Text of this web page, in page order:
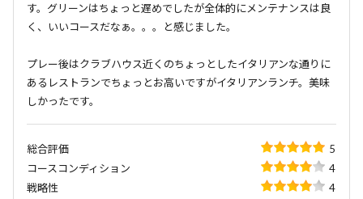
す。グリーンはちょっと遅めでしたが全体的にメンテナンスは良
く、いいコースだなぁ。。。と感じました。
プレー後はクラブハウス近くのちょっとしたイタリアンな通りに
あるレストランでちょっとお高いですがイタリアンランチ。美味
しかったです。
総合評価
5
コースコンディション
4
戦略性
4